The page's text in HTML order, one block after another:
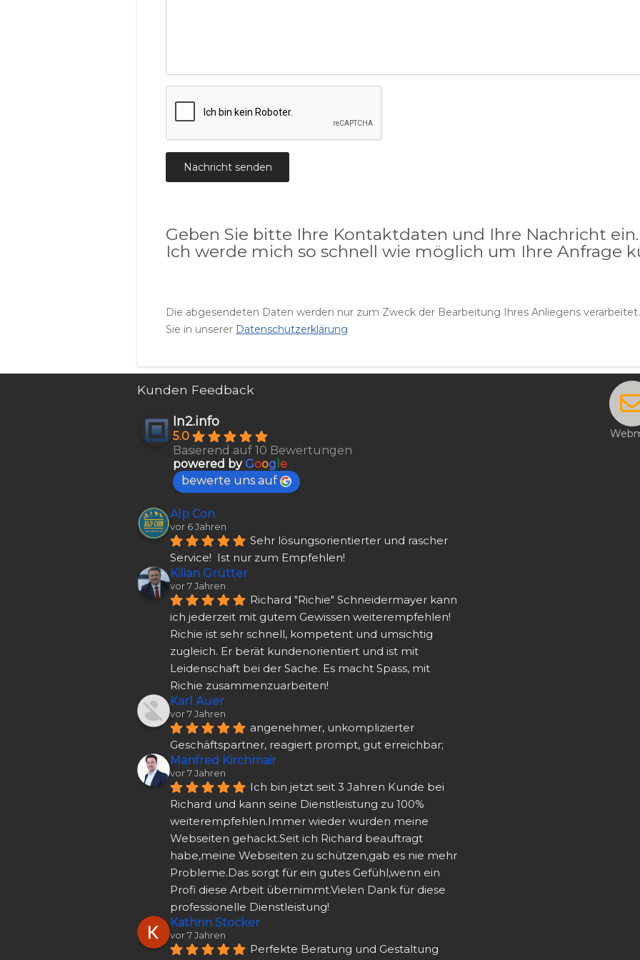
Geben Sie bitte Ihre Kontaktdaten und Ihre Nachricht ein.
Ich werde mich so schnell wie möglich um Ihre Anfrage
Die abgesendeten Daten werden nur zum Zweck der Bearbeitung Ihres Anliegens
Sie in unserer Datenschutzerklärung
Kunden Feedback
In2.info
5.0
Basierend auf 10 Bewertungen
powered byGoog e
bewerte uns auf
Alp Con
vor 6 Jahren
Sehr lösungsorientierter und rascher
Service!  Ist nur zum Empfehlen!
Kilian Grütter
vor 7 Jahren
Richard "Richie" Schneidermayer kann
ich jederzeit mit gutem Gewissen weiterempfehlen!
Richie ist sehr schnell, kompetent und umsichtig
zugleich. Er berät kundenorientiert und ist mit
Leidenschaft bei der Sache. Es macht Spass, mit
Richie zusammenzuarbeiten!
Karl Auer
vor 7 Jahren
angenehmer, unkomplizierter
Geschäftspartner, reagiert prompt, gut erreichbar;
Manfred Kirchmair
vor 7 Jahren
Ich bin jetzt seit 3 Jahren Kunde bei
Richard und kann seine Dienstleistung zu 100%
weiterempfehlen.Immer wieder wurden meine
Webseiten gehackt.Seit ich Richard beauftragt
habe,meine Webseiten zu schützen,gab es nie mehr
Probleme.Das sorgt für ein gutes Gefühl,wenn ein
Profi diese Arbeit übernimmt.Vielen Dank für diese
professionelle Dienstleistung!
Kathrin Stocker
vor 7 Jahren
Perfekte Beratung und Gestaltung